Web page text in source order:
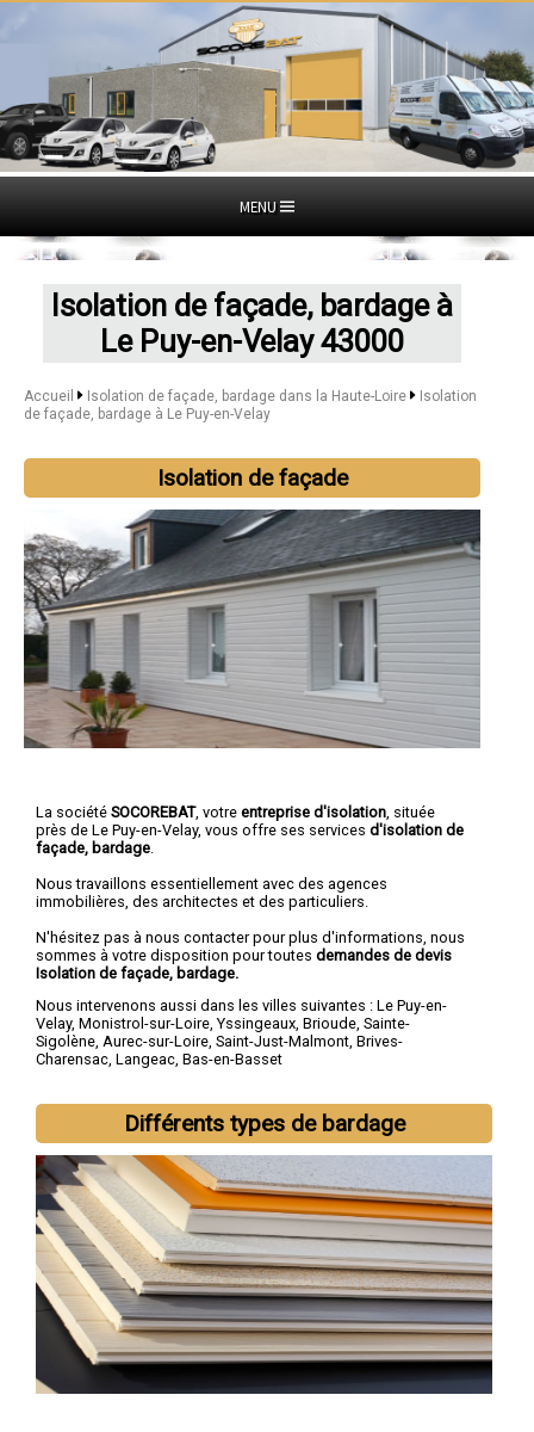
MENU
Isolation de façade, bardage à
Le Puy-en-Velay 43000
Accueil Isolation de façade, bardage dans la Haute-Loire
Isolation
de façade, bardage à Le Puy-en-Velay
Isolation de façade
La société SOCOREBAT, votre entreprise d'isolation , située
près de Le Puy-en-Velay, vous offre ses services d'isolation de
façade, bardage
Nous travaillons essentiellement avec des agences
immobilières, des architectes et des particuliers.
N'hésitez pas à nous contacter pour plus d'informations, nous
sommes à votre disposition pour toutes demandes de devis
Isolation de façade, bardage.
Nous intervenons aussi dans les villes suivantes : Le Puy-en-
Velay, Monistrol-sur-Loire, Yssingeaux, Brioude, Sainte-
Sigolène, Aurec-sur-Loire, Saint-Just-Malmont, Brives-
Charensac, Langeac, Bas-en-Basset
Différents types de bardage